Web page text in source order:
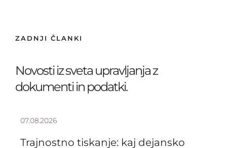
ZADNJI ČLANKI
Novosti iz sveta upravljanja z
dokumenti in podatki.
07.08.2026
Trajnostno tiskanje: kaj dejansko